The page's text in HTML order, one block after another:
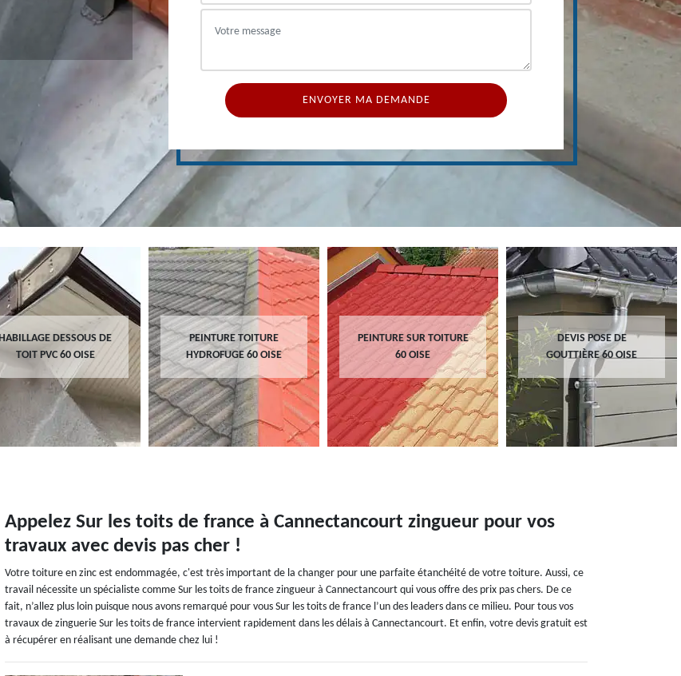
DESSOUS DE
TOIT PVC 60 OISE
PEINTURE TOITURE
HYDROFUGE 60 OISE
PEINTURE SUR TOITURE
60 OISE
DEVIS POSE DE
GOUTTIÈRE 60 OISE
Appelez Sur les toits de france à Cannectancourt zingueur pour vos
travaux avec devis pas cher !
Votre toiture en zinc est endommagée, c'est très important de la changer pour une parfaite étanchéité de votre toiture. Aussi, ce
travail nécessite un spécialiste comme Sur les toits de france zingueur à Cannectancourt qui vous offre des prix pas chers. De ce
fait, n’allez plus loin puisque nous avons remarqué pour vous Sur les toits de france l’un des leaders dans ce milieu. Pour tous vos
travaux de zinguerie Sur les toits de france intervient rapidement dans les délais à Cannectancourt. Et enfin, votre devis gratuit est
à récupérer en réalisant une demande chez lui !